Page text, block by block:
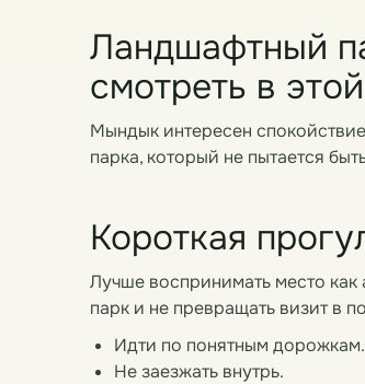
Ландшафтный
смотреть в
Мындык интересен
парка, который не пытается
Короткая
Лучше воспринимать место как
парк и не превращать визит в
Идти по понятным дорожкам.
Не заезжать внутрь.